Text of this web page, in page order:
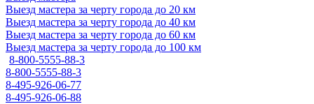
Выезд мастера за черту города до 20 км
Выезд мастера за черту города до 40 км
Выезд мастера за черту города до 60 км
Выезд мастера за черту города до 100 км
8-800-5555-88-3
8-800-5555-88-3
8-495-926-06-77
8-495-926-06-88